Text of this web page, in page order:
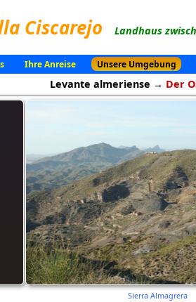
Ciscarejo Landhaus
Ihre Anreise Unsere Umgebung
Levante almeriense → Der
Sierra Almagrera